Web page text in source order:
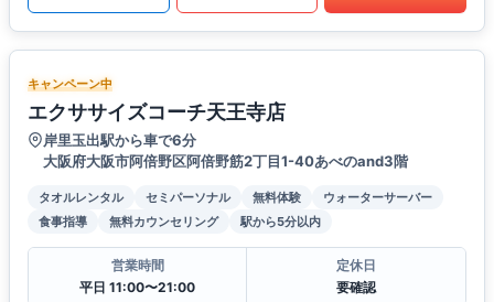
キャンペーン中
エクササイズコーチ天王寺店
岸里玉出駅から車で6分
大阪府大阪市阿倍野区阿倍野筋2丁目1-40あべのand3階
タオルレンタル セミパーソナル 無料体験
ウォーターサーバー
食事指導
無料カウンセリング 駅から5分以内
営業時間
平日 11:00〜21:00
定休日
要確認